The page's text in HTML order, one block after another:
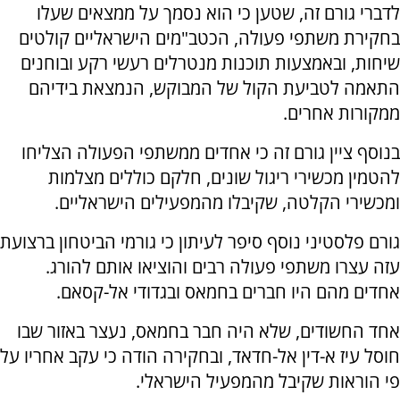
לדברי גורם זה, שטען כי הוא נסמך על ממצאים שעלו
בחקירת משתפי פעולה, הכטב"מים הישראליים קולטים
שיחות, ובאמצעות תוכנות מנטרלים רעשי רקע ובוחנים
התאמה לטביעת הקול של המבוקש, הנמצאת בידיהם
ממקורות אחרים.
בנוסף ציין גורם זה כי אחדים ממשתפי הפעולה הצליחו
להטמין מכשירי ריגול שונים, חלקם כוללים מצלמות
ומכשירי הקלטה, שקיבלו מהמפעילים הישראליים.
גורם פלסטיני נוסף סיפר לעיתון כי גורמי הביטחון ברצועת
עזה עצרו משתפי פעולה רבים והוציאו אותם להורג.
אחדים מהם היו חברים בחמאס ובגדודי אל-קסאם.
אחד החשודים, שלא היה חבר בחמאס, נעצר באזור שבו
חוסל עיז א-דין אל-חדאד, ובחקירה הודה כי עקב אחריו על
פי הוראות שקיבל מהמפעיל הישראלי.